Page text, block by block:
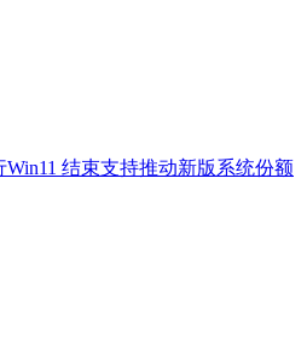
结束支持推动新版系统份额